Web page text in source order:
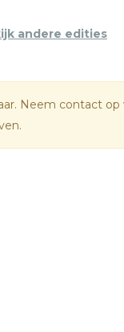
andere edities
Neem contact op